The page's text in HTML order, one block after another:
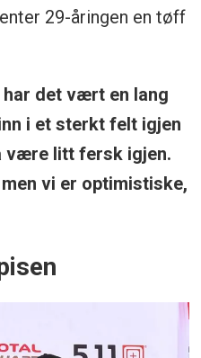
29-åringen en tøff
har det vært en lang
i et sterkt felt igjen
være litt fersk igjen.
vi er optimistiske,